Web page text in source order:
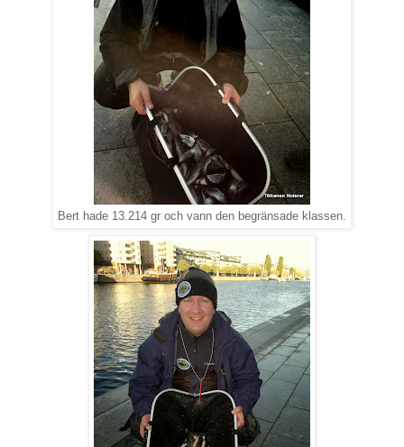
Bert hade 13.214 gr och vann den begränsade klassen.